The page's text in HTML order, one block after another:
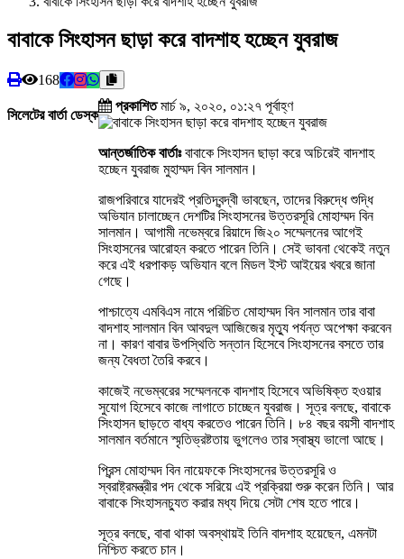
বাবাকে সিংহাসন ছাড়া করে বাদশাহ হচ্ছেন যুবরাজ
168
সিলেটের বার্তা ডেস্ক
প্রকাশিতমার্চ ৯, ২০২০, ০১:২৭ পূর্বাহ্ণ
আন্তর্জাতিক বার্তাঃবাবাকে সিংহাসন ছাড়া করে অচিরেই বাদশাহ
হচ্ছেন যুবরাজ মুহাম্মদ বিন সালমান।
রাজপরিবারে যাদেরই প্রতিদ্বন্দ্বী ভাবছেন, তাদের বিরুদ্ধে শুদ্ধি
অভিযান চালাচ্ছেন দেশটির সিংহাসনের উত্তরসূরি মোহাম্মদ বিন
সালমান। আগামী নভেম্বরে রিয়াদে জি২০ সম্মেলনের আগেই
সিংহাসনের আরোহন করতে পারেন তিনি। সেই ভাবনা থেকেই নতুন
করে এই ধরপাকড় অভিযান বলে মিডল ইস্ট আইয়ের খবরে জানা
গেছে।
পাশ্চাত্যে এমবিএস নামে পরিচিত মোহাম্মদ বিন সালমান তার বাবা
বাদশাহ সালমান বিন আবদুল আজিজের মৃত্যু পর্যন্ত অপেক্ষা করবেন
না। কারণ বাবার উপস্থিতি সন্তান হিসেবে সিংহাসনের বসতে তার
জন্য বৈধতা তৈরি করবে।
কাজেই নভেম্বরের সম্মেলনকে বাদশাহ হিসেবে অভিষিক্ত হওয়ার
সুযোগ হিসেবে কাজে লাগাতে চাচ্ছেন যুবরাজ। সূত্র বলছে, বাবাকে
সিংহাসন ছাড়তে বাধ্য করতেও পারেন তিনি। ৮৪ বছর বয়সী বাদশাহ
সালমান বর্তমানে স্মৃতিভ্রষ্টতায় ভুগলেও তার স্বাস্থ্য ভালো আছে।
প্রিন্স মোহাম্মদ বিন নায়েফকে সিংহাসনের উত্তরসূরি ও
স্বরাষ্ট্রমন্ত্রীর পদ থেকে সরিয়ে এই প্রক্রিয়া শুরু করেন তিনি। আর
বাবাকে সিংহাসনচ্যুত করার মধ্য দিয়ে সেটা শেষ হতে পারে।
সূত্র বলছে, বাবা থাকা অবস্থায়ই তিনি বাদশাহ হয়েছেন, এমনটা
নিশ্চিত করতে চান।